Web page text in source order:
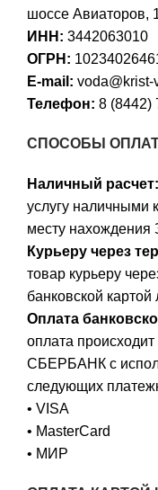
шоссе Авиаторов,
ИНН: 3442063010
ОГРН:
E-mail: voda@krist-
Телефон: 8 (8442)
СПОСОБЫ
Наличный расчет:
услугу наличными
месту нахождения
Курьеру через
товар курьеру
банковской
Оплата
оплата
СБЕРБАНК с
следующих
• VISA
• MasterCard
• МИР